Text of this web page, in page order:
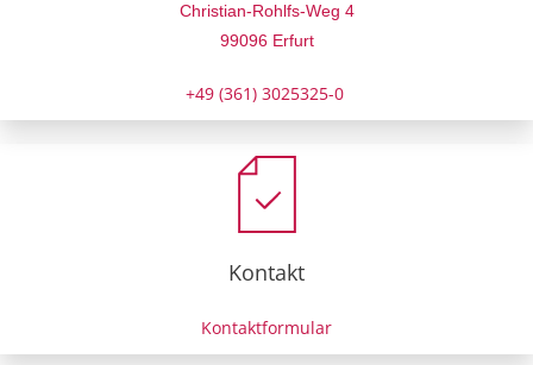
Christian-Rohlfs-Weg 4
99096 Erfurt
+49 (361) 3025325-0
Kontakt
Kontaktformular